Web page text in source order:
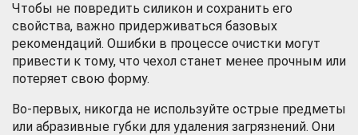
Чтобы не повредить силикон и сохранить его
свойства, важно придерживаться базовых
рекомендаций. Ошибки в процессе очистки могут
привести к тому, что чехол станет менее прочным или
потеряет свою форму.
Во-первых, никогда не используйте острые предметы
или абразивные губки для удаления загрязнений. Они